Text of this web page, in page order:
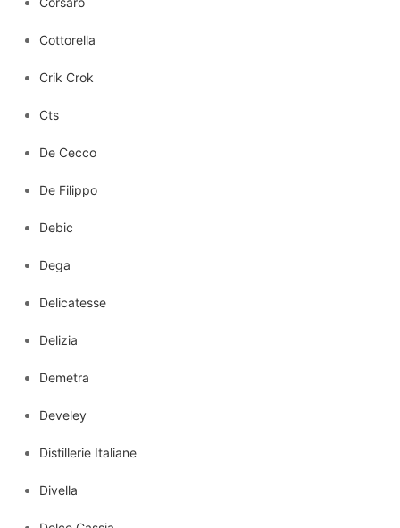
Cottorella
Crik Crok
Cts
De Cecco
De Filippo
Debic
Dega
Delicatesse
Delizia
Demetra
Develey
Distillerie Italiane
Divella